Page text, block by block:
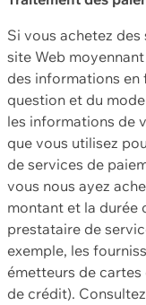
Si vous achetez
site Web
des informations
question et du
les informations de
que vous utilisez
de services de
vous nous ayez
montant et la durée
prestataire de
exemple, les
émetteurs de
de crédit).